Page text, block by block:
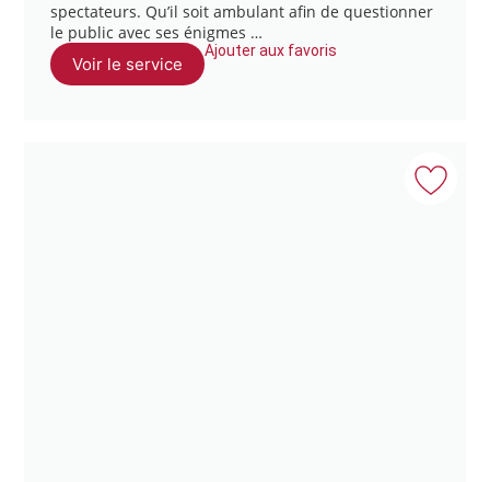
spectateurs. Qu’il soit ambulant afin de questionner
le public avec ses énigmes …
Voir le service
Ajouter aux favoris